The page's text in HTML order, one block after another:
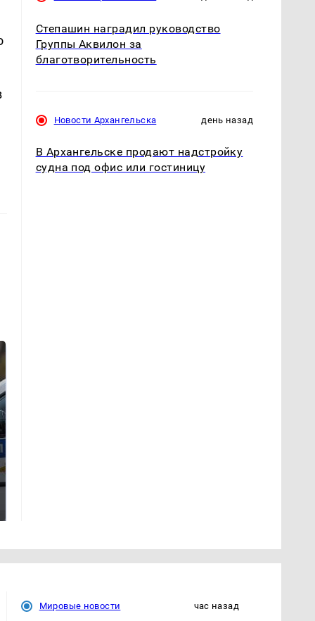
Степашин наградил руководство
Группы Аквилон за
благотворительность
Новости Архангельска день назад
В Архангельске продают надстройку
судна под офис или гостиницу
Мировые новости час назад